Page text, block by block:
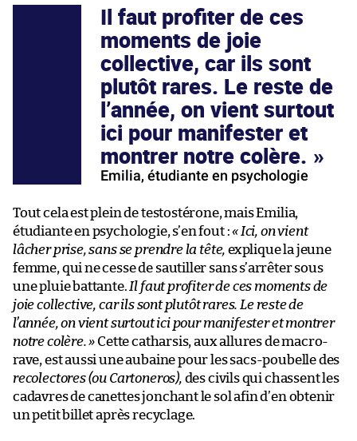
Il faut profiter de ces
moments de joie
collective, car ils sont
plutôt rares. Le reste de
l’année, on vient surtout
ici pour manifester et
montrer notre colère.
Emilia, étudiante en psychologie
Tout cela est plein de testostérone, mais Emilia,
étudiante en psychologie, s’en fout :« Ici, on vient
lâcher prise, sans se prendre la tête, explique la jeune
femme, qui ne cesse de sautiller sans s’arrêter sous
une pluie battante. Il faut profiter de ces moments de
joie collective, car ils sont plutôt rares. Le reste de
l’année, on vient surtout ici pour manifester et montrer
notre colère.» Cette catharsis, aux allures de macro-
rave, est aussi une aubaine pour les sacs-poubelle des
recolectores (ou Cartoneros), des civils qui chassent les
cadavres de canettes jonchant le sol afin d’en obtenir
un petit billet après recyclage.